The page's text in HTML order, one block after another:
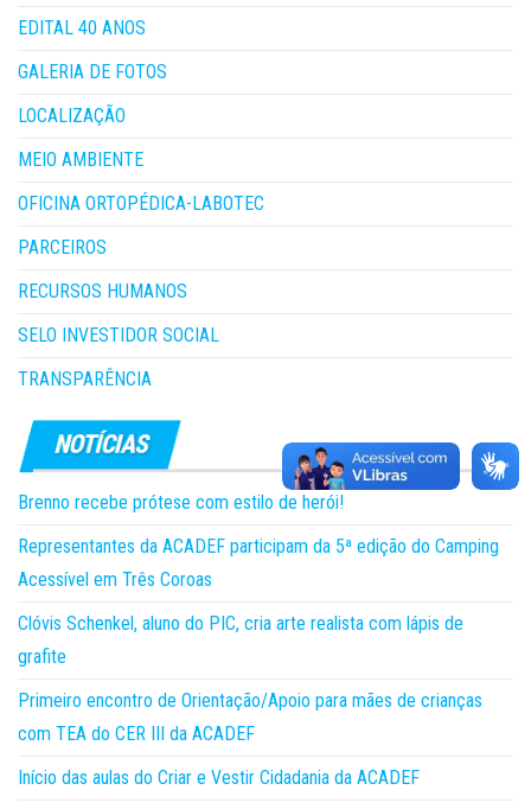
EDITAL 40 ANOS
GALERIA DE FOTOS
LOCALIZAÇÃO
MEIO AMBIENTE
OFICINA ORTOPÉDICA-LABOTEC
PARCEIROS
RECURSOS HUMANOS
SELO INVESTIDOR SOCIAL
TRANSPARÊNCIA
Brenno recebe prótese com estilo de herói!
Representantes da ACADEF participam da 5ª edição do Camping
Acessível em Três Coroas
Clóvis Schenkel, aluno do PIC, cria arte realista com lápis de
grafite
Primeiro encontro de Orientação/Apoio para mães de crianças
com TEA do CER III da ACADEF
Início das aulas do Criar e Vestir Cidadania da ACADEF